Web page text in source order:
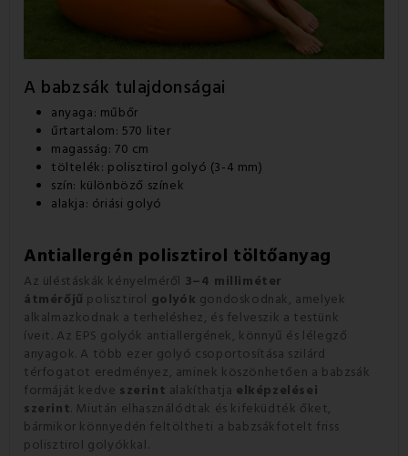
A babzsák tulajdonságai
anyaga: műbőr
űrtartalom: 570 liter
magasság: 70 cm
töltelék: polisztirol golyó (3-4 mm)
szín: különböző színek
alakja: óriási golyó
Antiallergén polisztirol töltőanyag
Az üléstáskák kényelméről 3–4 milliméter
átmérőjű polisztirol golyók gondoskodnak, amelyek
alkalmazkodnak a terheléshez, és felveszik a testünk
íveit. Az EPS golyók antiallergének, könnyű és lélegző
anyagok. A több ezer golyó csoportosítása szilárd
térfogatot eredményez, aminek köszönhetően a babzsák
formáját kedve szerint alakíthatja elképzelései
szerint. Miután elhasználódtak és kifeküdték őket,
bármikor könnyedén feltöltheti a babzsákfotelt friss
polisztirol golyókkal.